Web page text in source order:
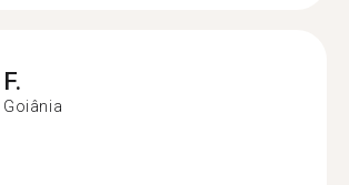
F.
Goiânia